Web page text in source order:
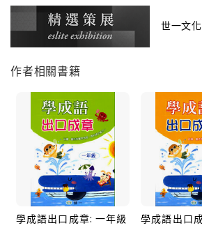
世一文
作者相關書籍
學成語出口成章: 一年級 學成語出口